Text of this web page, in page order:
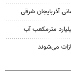
آذربایجان شرقی
می‌شوند